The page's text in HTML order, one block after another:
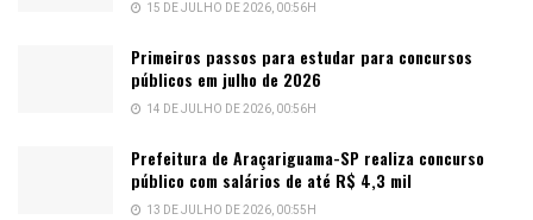
15 DE JULHO DE 2026, 00:56H
Primeiros passos para estudar para concursos
públicos em julho de 2026
14 DE JULHO DE 2026, 00:56H
Prefeitura de Araçariguama-SP realiza concurso
público com salários de até R$ 4,3 mil
13 DE JULHO DE 2026, 00:55H